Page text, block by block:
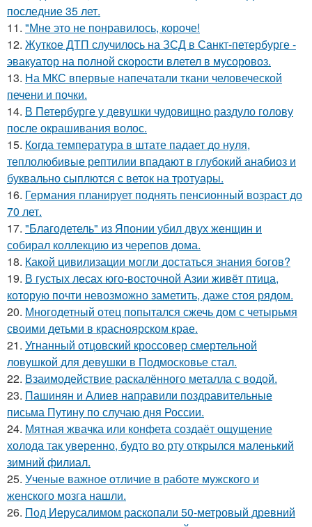
последние 35 лет.
11. "Мне это не понравилось, короче!
12. Жуткое ДТП случилось на ЗСД в Санкт-петербурге -
эвакуатор на полной скорости влетел в мусоровоз.
13. На МКС впервые напечатали ткани человеческой
печени и почки.
14. В Петербурге у девушки чудовищно раздуло голову
после окрашивания волос.
15. Когда температура в штате падает до нуля,
теплолюбивые рептилии впадают в глубокий анабиоз и
буквально сыплются с веток на тротуары.
16. Германия планирует поднять пенсионный возраст до
70 лет.
17. "Благодетель" из Японии убил двух женщин и
собирал коллекцию из черепов дома.
18. Какой цивилизации могли достаться знания богов?
19. В густых лесах юго-восточной Азии живёт птица,
которую почти невозможно заметить, даже стоя рядом.
20. Многодетный отец попытался сжечь дом с четырьмя
своими детьми в красноярском крае.
21. Угнанный отцовский кроссовер смертельной
ловушкой для девушки в Подмосковье стал.
22. Взаимодействие раскалённого металла с водой.
23. Пашинян и Алиев направили поздравительные
письма Путину по случаю дня России.
24. Мятная жвачка или конфета создаёт ощущение
холода так уверенно, будто во рту открылся маленький
зимний филиал.
25. Ученые важное отличие в работе мужского и
женского мозга нашли.
26. Под Иерусалимом раскопали 50-метровый древний